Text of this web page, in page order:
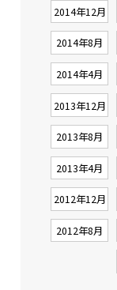
2014年12月
2014年8月
2014年4月
2013年12月
2013年8月
2013年4月
2012年12月
2012年8月